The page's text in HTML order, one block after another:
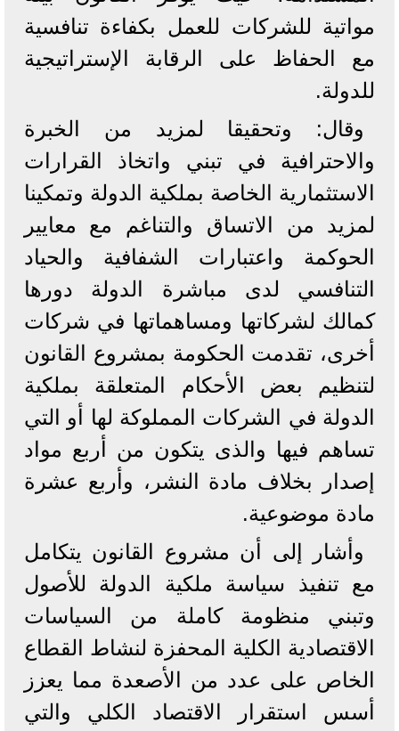
مواتية للشركات للعمل بكفاءة تنافسية
مع الحفاظ على الرقابة الإستراتيجية
للدولة.
وقال: وتحقيقا لمزيد من الخبرة
والاحترافية في تبني واتخاذ القرارات
الاستثمارية الخاصة بملكية الدولة وتمكينا
لمزيد من الاتساق والتناغم مع معايير
الحوكمة واعتبارات الشفافية والحياد
التنافسي لدى مباشرة الدولة دورها
كمالك لشركاتها ومساهماتها في شركات
أخرى، تقدمت الحكومة بمشروع القانون
لتنظيم بعض الأحكام المتعلقة بملكية
الدولة في الشركات المملوكة لها أو التي
تساهم فيها والذى يتكون من أربع مواد
إصدار بخلاف مادة النشر، وأربع عشرة
مادة موضوعية.
وأشار إلى أن مشروع القانون يتكامل
مع تنفيذ سياسة ملكية الدولة للأصول
وتبني منظومة كاملة من السياسات
الاقتصادية الكلية المحفزة لنشاط القطاع
الخاص على عدد من الأصعدة مما يعزز
أسس استقرار الاقتصاد الكلي والتي